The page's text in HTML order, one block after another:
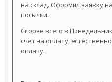
на склад. Оформил заявку
посылки.
Скорее всего в
счёт на оплату,
оплачу.